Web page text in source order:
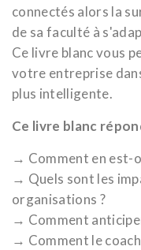
connectés alors la
de sa faculté à
Ce livre blanc vous
votre entreprise
plus intelligente.
Ce livre blanc
→ Comment en est-
→ Quels sont les
organisations ?
→ Comment
→ Comment le